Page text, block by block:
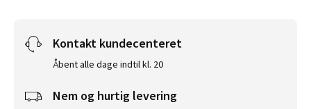
Kontakt kundecenteret
Åbent alle dage indtil kl. 20
Nem og hurtig levering